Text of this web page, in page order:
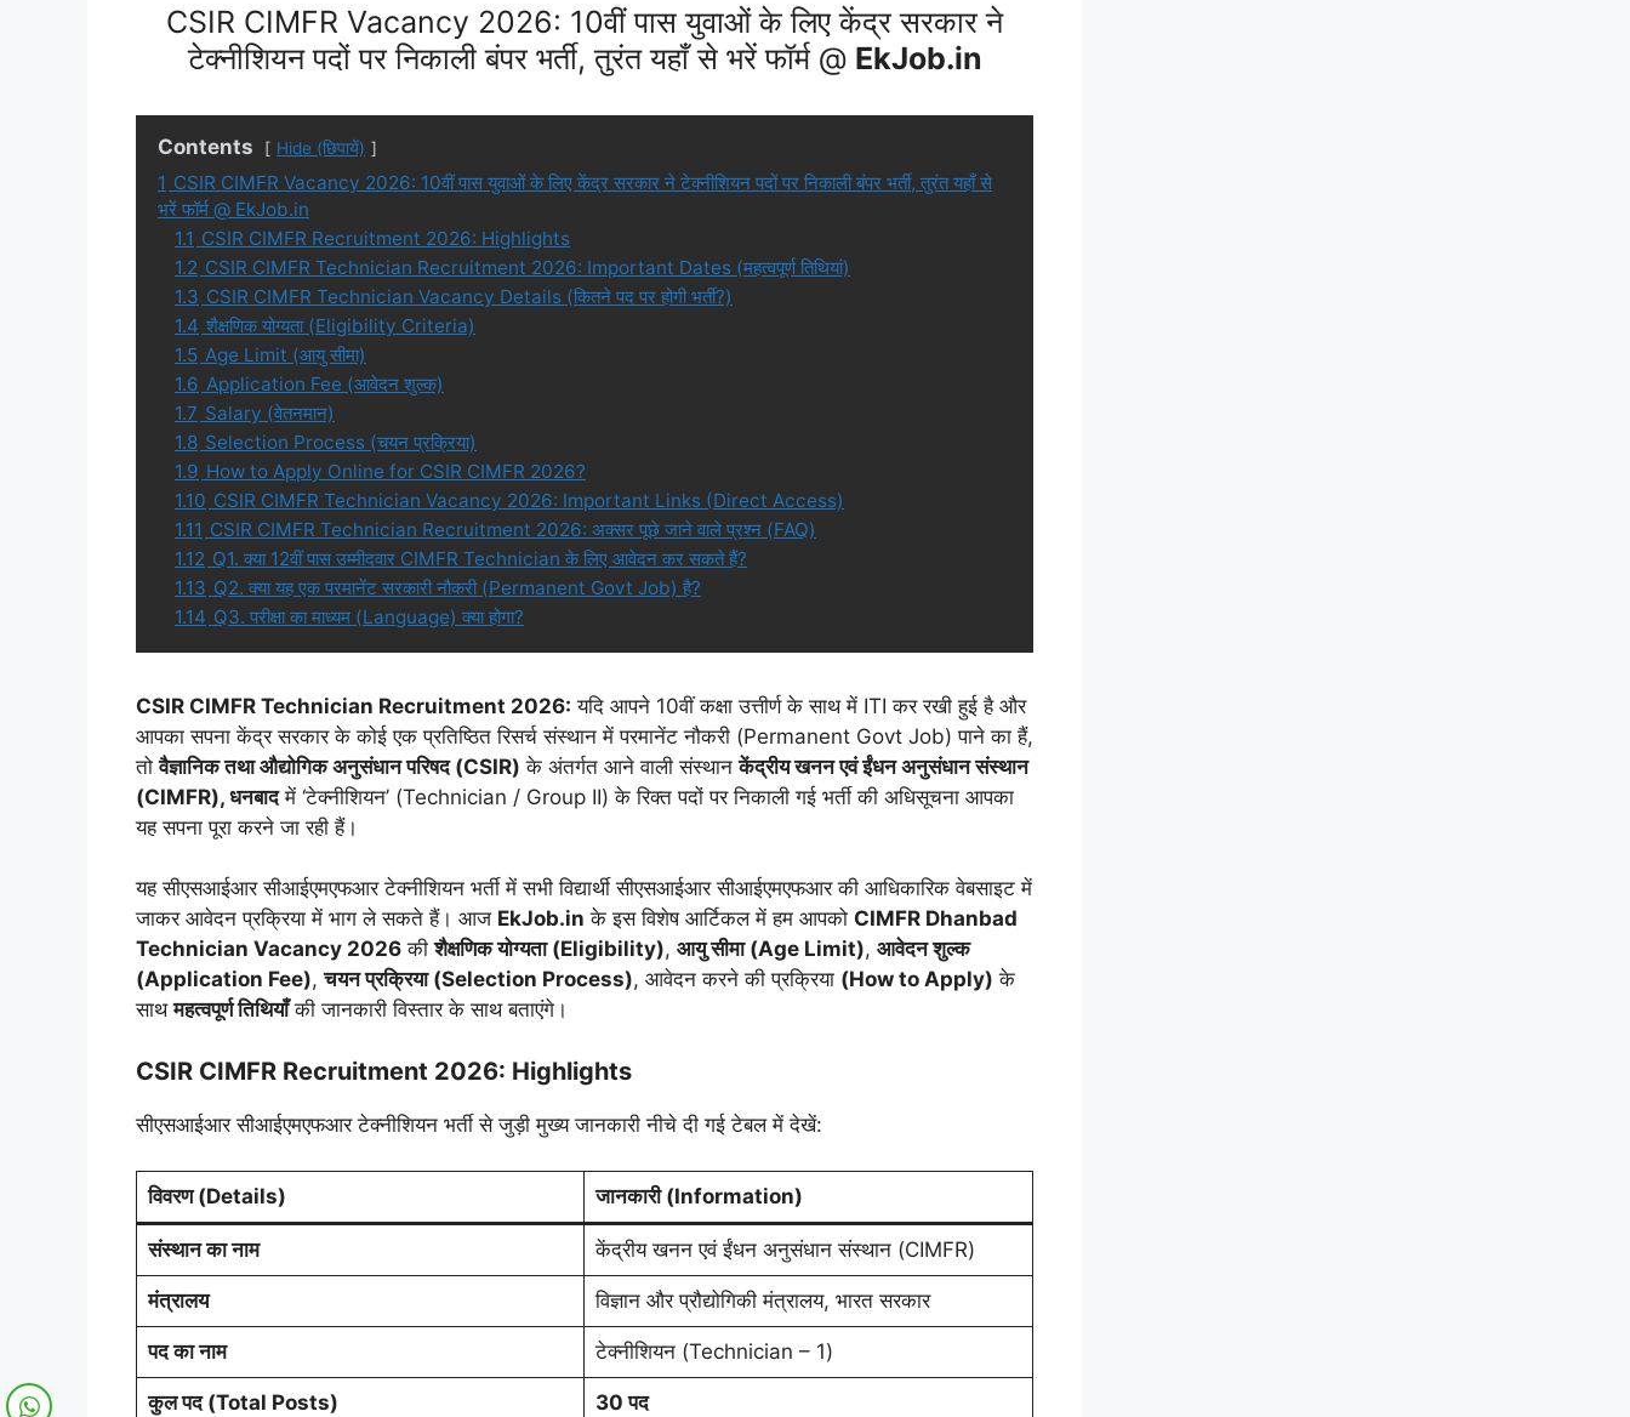
CSIR CIMFR Vacancy 2026: 10वीं पास युवाओं के लिए केंद्र सरकार ने
टेक्नीशियन पदों पर निकाली बंपर भर्ती, तुरंत यहाँ से भरें फॉर्म @ EkJob.in
Contents Hide (छिपायें)
1 CSIR CIMFR Vacancy 2026: 10वीं पास युवाओं के लिए केंद्र सरकार ने टेक्नीशियन पदों पर निकाली बंपर भर्ती, तुरंत यहाँ से
भरें फॉर्म @ EkJob.in
1.1 CSIR CIMFR Recruitment 2026: Highlights
1.2 CSIR CIMFR Technician Recruitment 2026: Important Dates (महत्वपूर्ण तिथियां)
1.3 CSIR CIMFR Technician Vacancy Details (कितने पद पर होगी भर्ती?)
1.4 शैक्षणिक योग्यता (Eligibility Criteria)
1.5 Age Limit (आयु सीमा)
1.6 Application Fee (आवेदन शुल्क)
1.7 Salary (वेतनमान)
1.8 Selection Process (चयन प्रक्रिया)
1.9 How to Apply Online for CSIR CIMFR 2026?
1.10 CSIR CIMFR Technician Vacancy 2026: Important Links (Direct Access)
1.11 CSIR CIMFR Technician Recruitment 2026: अक्सर पूछे जाने वाले प्रश्न (FAQ)
1.12 Q1. क्या 12वीं पास उम्मीदवार CIMFR Technician के लिए आवेदन कर सकते हैं?
1.13 Q2. क्या यह एक परमानेंट सरकारी नौकरी (Permanent Govt Job) है?
1.14 Q3. परीक्षा का माध्यम (Language) क्या होगा?
CSIR CIMFR Technician Recruitment 2026: यदि आपने 10वीं कक्षा उत्तीर्ण के साथ में ITI कर रखी हुई है और
आपका सपना केंद्र सरकार के कोई एक प्रतिष्ठित रिसर्च संस्थान में परमानेंट नौकरी (Permanent Govt Job) पाने का हैं,
तोवैज्ञानिक तथा औद्योगिक अनुसंधान परिषद (CSIR) के अंतर्गत आने वाली संस्थानकेंद्रीय खनन एवं ईंधन अनुसंधान संस्थान
(CIMFR), धनबादमें ‘टेक्नीशियन’ (Technician / Group II) के रिक्त पदों पर निकाली गई भर्ती की अधिसूचना आपका
यह सपना पूरा करने जा रही हैं।
यह सीएसआईआर सीआईएमएफआर टेक्नीशियन भर्ती में सभी विद्यार्थी सीएसआईआर सीआईएमएफआर की आधिकारिक वेबसाइट में
जाकर आवेदन प्रक्रिया में भाग ले सकते हैं। आज EkJob.in के इस विशेष आर्टिकल में हम आपको CIMFR Dhanbad
Technician Vacancy 2026 कीशैक्षणिक योग्यता (Eligibility), आयु सीमा (Age Limit), आवेदन शुल्क
(Application Fee),चयन प्रक्रिया (Selection Process), आवेदन करने की प्रक्रिया (How to Apply) के
साथमहत्वपूर्ण तिथियाँकी जानकारी विस्तार के साथ बताएंगे।
CSIR CIMFR Recruitment 2026: Highlights
सीएसआईआर सीआईएमएफआर टेक्नीशियन भर्ती से जुड़ी मुख्य जानकारी नीचे दी गई टेबल में देखें:
विवरण (Details) जानकारी (Information)
संस्थान का नाम केंद्रीय खनन एवं ईंधन अनुसंधान संस्थान (CIMFR)
मंत्रालय विज्ञान और प्रौद्योगिकी मंत्रालय, भारत सरकार
पद का नाम टेक्नीशियन (Technician – 1)
कुल पद (Total Posts) 30 पद